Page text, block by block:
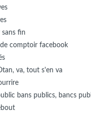
fin
de comptoir facebook
va, tout s'en va
bans publics, bancs